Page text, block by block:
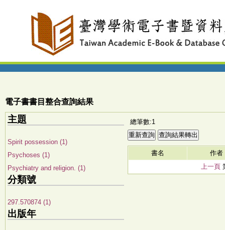
電子書書目整合查詢結果
主題
Spirit possession (1)
Psychoses (1)
Psychiatry and religion. (1)
分類號
297.570874 (1)
出版年
總筆數:1
書名
作者
上一頁